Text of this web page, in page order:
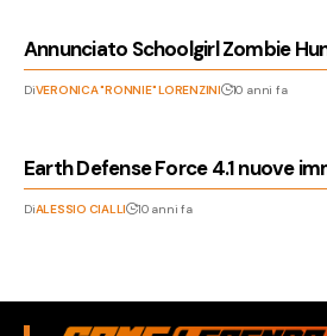
Annunciato Schoolgirl Zombie
DiVERONICA "RONNIE" LORENZINI 10 anni fa
Earth Defense Force 4.1 nuove
DiALESSIO CIALLI 10 anni fa